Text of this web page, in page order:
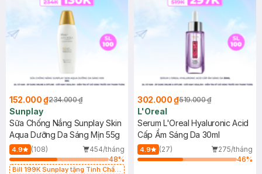
152.000 ₫234.000 ₫
Sunplay
Sữa Chống Nắng Sunplay Skin
Aqua Dưỡng Da Sáng Mịn 55g
4.9 (108)
454/tháng
48%
Bill 199K Sunplay tặng Tinh Chất
302.000 ₫519.000 ₫
L'Oreal
Serum L'Oreal Hyaluronic Acid
Cấp Ẩm Sáng Da 30ml
4.9 (27)
275/tháng
46%